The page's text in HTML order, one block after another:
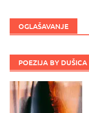
OGLAŠAVANJE
POEZIJA BY DUŠICA